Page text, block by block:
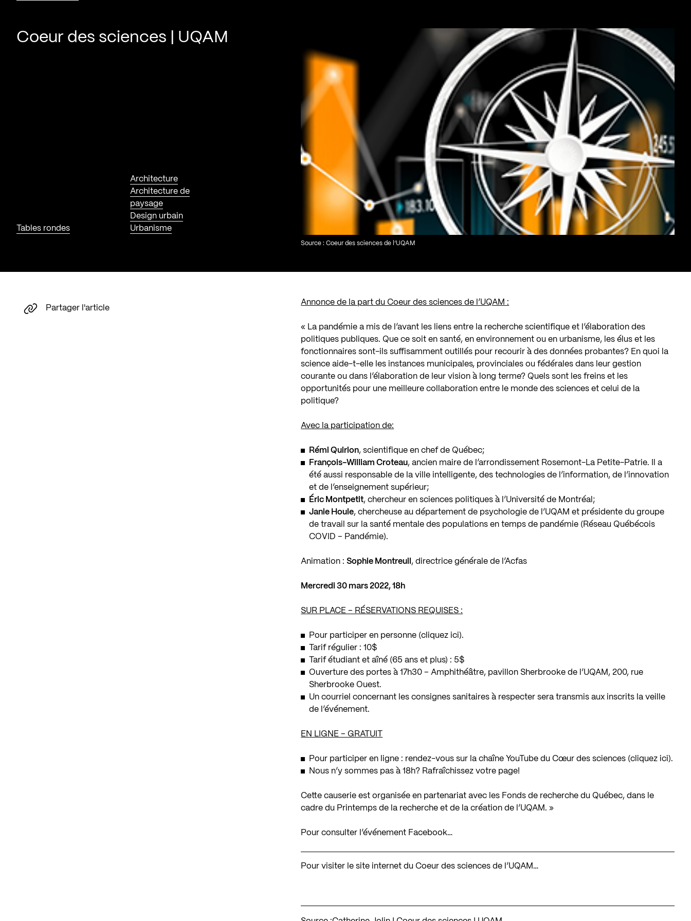
Coeur des sciences | UQAM
Tables rondes
Architecture
Architecture de
paysage
Design urbain
Urbanisme
Source : Coeur des sciences de l’UQAM
Annonce de la part du Coeur des sciences de l’UQAM :
« La pandémie a mis de l’avant les liens entre la recherche scientifique et l’élaboration des
politiques publiques. Que ce soit en santé, en environnement ou en urbanisme, les élus et les
fonctionnaires sont-ils suffisamment outillés pour recourir à des données probantes? En quoi la
science aide-t-elle les instances municipales, provinciales ou fédérales dans leur gestion
courante ou dans l’élaboration de leur vision à long terme? Quels sont les freins et les
opportunités pour une meilleure collaboration entre le monde des sciences et celui de la
politique?
Avec la participation de:
Rémi Quirion, scientifique en chef de Québec;
François-William Croteau, ancien maire de l’arrondissement Rosemont-La Petite-Patrie. Il a
été aussi responsable de la ville intelligente, des technologies de l’information, de l’innovation
et de l’enseignement supérieur;
Éric Montpetit, chercheur en sciences politiques à l’Université de Montréal;
Janie Houle, chercheuse au département de psychologie de l’UQAM et présidente du groupe
de travail sur la santé mentale des populations en temps de pandémie (Réseau Québécois
COVID – Pandémie).
Animation :Sophie Montreuil , directrice générale de l’Acfas
Mercredi 30 mars 2022, 18h
SUR PLACE – RÉSERVATIONS REQUISES :
Pour participer en personne (cliquez ici).
Tarif régulier : 10$
Tarif étudiant et aîné (65 ans et plus) : 5$
Ouverture des portes à 17h30 – Amphithéâtre, pavillon Sherbrooke de l’UQAM, 200, rue
Sherbrooke Ouest.
Un courriel concernant les consignes sanitaires à respecter sera transmis aux inscrits la veille
de l’événement.
EN LIGNE – GRATUIT
Pour participer en ligne : rendez-vous sur la chaîne YouTube du Cœur des sciences (cliquez ici).
Nous n’y sommes pas à 18h? Rafraîchissez votre page!
Cette causerie est organisée en partenariat avec les Fonds de recherche du Québec, dans le
cadre du Printemps de la recherche et de la création de l’UQAM. »
Pour consulter l’événement Facebook…
Pour visiter le site internet du Coeur des sciences de l’UQAM…
Partager l'article